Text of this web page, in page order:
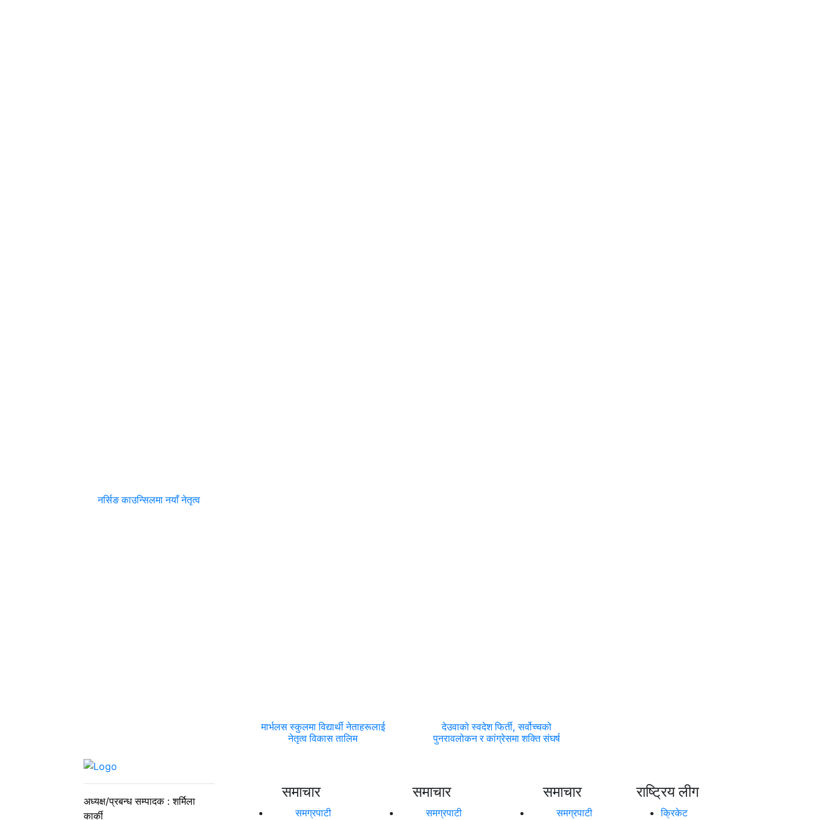
नर्सिङ काउन्सिलमा नयाँ नेतृत्व
मार्भलस स्कुलमा विद्यार्थी नेताहरूलाई
नेतृत्व विकास तालिम
देउवाको स्वदेश फिर्ती, सर्वोच्चको
पुनरावलोकन र कांग्रेसमा शक्ति संघर्ष
अध्यक्ष/प्रबन्ध सम्पादक : शर्मिला
कार्की
समाचार
समग्रपाटी
समाचार
समग्रपाटी
समाचार
समग्रपाटी
राष्ट्रिय लीग
क्रिकेट